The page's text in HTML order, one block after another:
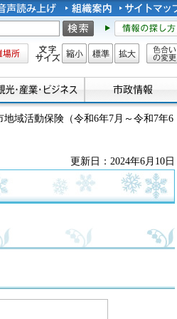
文字サイズ
縮小 標準 拡大
色合い
域活動保険（令和6年7月～令和7年6
更新日：2024年6月10日